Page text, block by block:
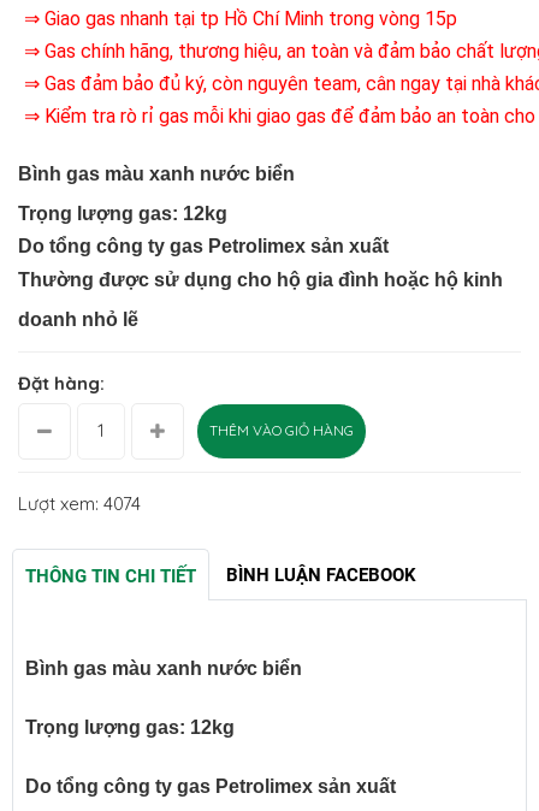
⇒ Giao gas nhanh tại tp Hồ Chí Minh trong vòng 15p
⇒ Gas chính hãng, thương hiệu, an toàn và đảm bảo chất
⇒ Gas đảm bảo đủ ký, còn nguyên team, cân ngay tại nhà
⇒ Kiểm tra rò rỉ gas mỗi khi giao gas để đảm bảo an toàn
Bình gas màu xanh nước biển
Trọng lượng gas: 12kg
Do tổng công ty gas Petrolimex sản xuất
Thường được sử dụng cho hộ gia đình hoặc hộ kinh
doanh nhỏ lẽ
Đặt hàng:
THÊM VÀO GIỎ HÀNG
Lượt xem: 4074
THÔNG TIN CHI TIẾT BÌNH LUẬN FACEBOOK
Bình gas màu xanh nước biển
Trọng lượng gas: 12kg
Do tổng công ty gas Petrolimex sản xuất